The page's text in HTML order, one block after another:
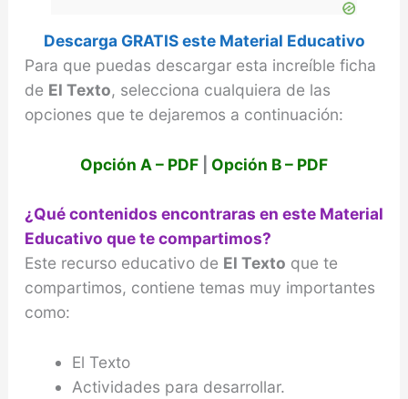
Descarga GRATIS este Material Educativo
Para que puedas descargar esta increíble ficha
de El Texto, selecciona cualquiera de las
opciones que te dejaremos a continuación:
Opción A – PDF Opción B – PDF
¿Qué contenidos encontraras en este Material
Educativo que te compartimos?
Este recurso educativo de El Texto que te
compartimos, contiene temas muy importantes
como:
El Texto
Actividades para desarrollar.